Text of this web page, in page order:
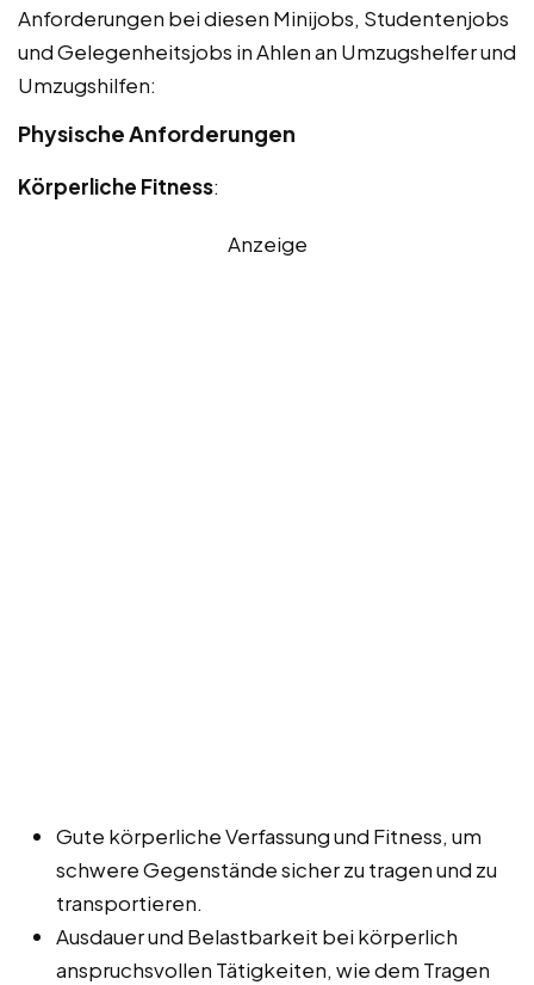
Anforderungen bei diesen Minijobs, Studentenjobs
und Gelegenheitsjobs in Ahlen an Umzugshelfer und
Umzugshilfen:
Physische Anforderungen
Körperliche Fitness:
Anzeige
Gute körperliche Verfassung und Fitness, um
schwere Gegenstände sicher zu tragen und zu
transportieren.
Ausdauer und Belastbarkeit bei körperlich
anspruchsvollen Tätigkeiten, wie dem Tragen